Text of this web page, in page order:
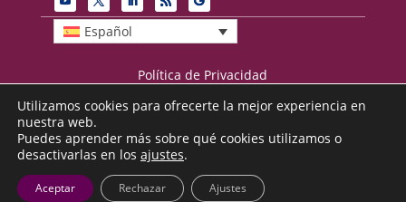
Español
Política de Privacidad
Aviso legal
© 2026 IMTLazarus (Lazarus Integración, S.L.)
Utilizamos cookies para ofrecerte la mejor experiencia en
nuestra web.
Puedes aprender más sobre qué cookies utilizamos o
desactivarlas en los ajustes.
Aceptar Rechazar Ajustes